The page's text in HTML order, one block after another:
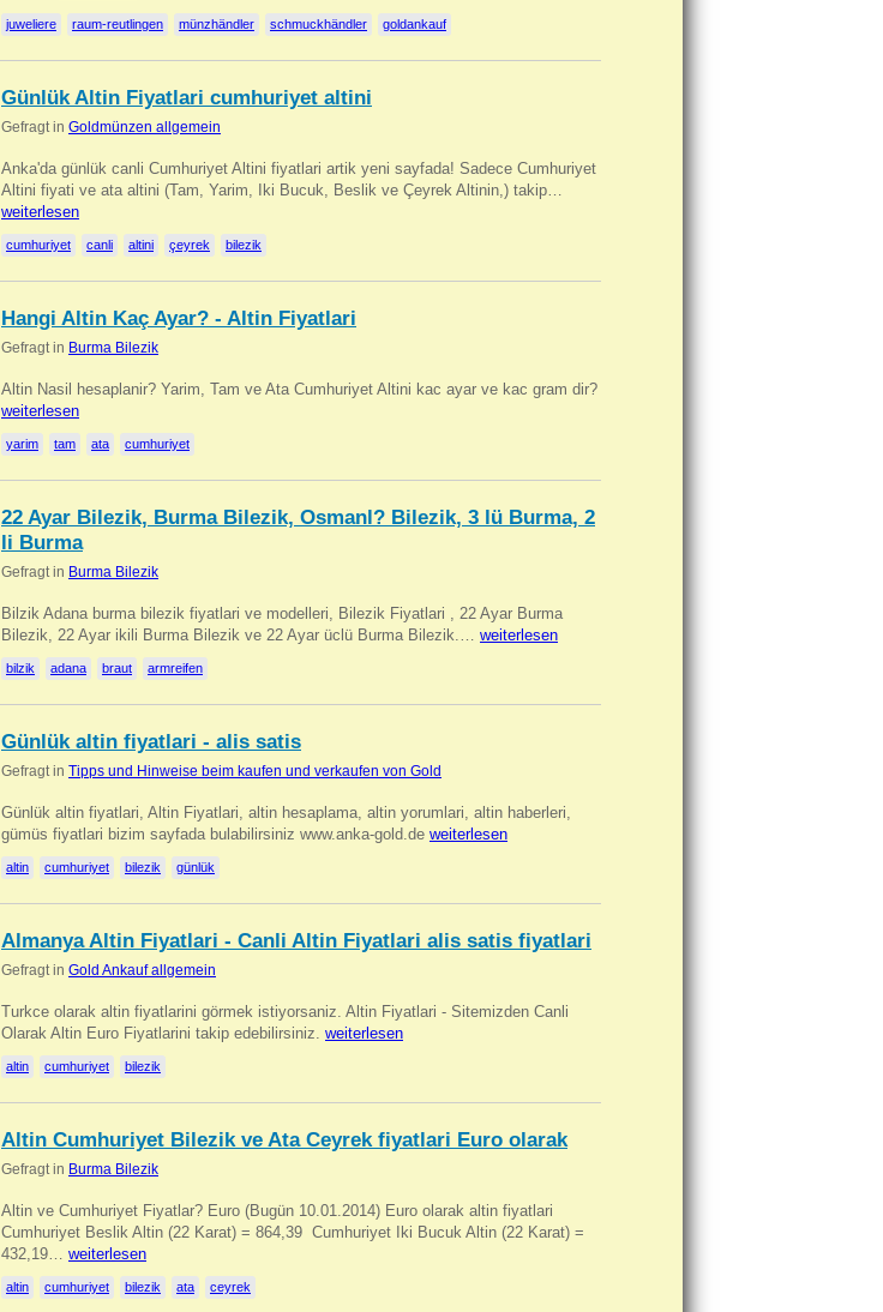
juweliere raum-reutlingen münzhändler schmuckhändler goldankauf
Günlük Altin Fiyatlari cumhuriyet altini
Gefragt in Goldmünzen allgemein
Anka'da günlük canli Cumhuriyet Altini fiyatlari artik yeni sayfada! Sadece Cumhuriyet
Altini fiyati ve ata altini (Tam, Yarim, Iki Bucuk, Beslik ve Çeyrek Altinin,) takip…
weiterlesen
cumhuriyet canli altini çeyrek bilezik
Hangi Altin Kaç Ayar? - Altin Fiyatlari
Gefragt in Burma Bilezik
Altin Nasil hesaplanir? Yarim, Tam ve Ata Cumhuriyet Altini kac ayar ve kac gram dir?
weiterlesen
yarim tam ata cumhuriyet
22 Ayar Bilezik, Burma Bilezik, Osmanl? Bilezik, 3 lü Burma, 2
li Burma
Gefragt in Burma Bilezik
Bilzik Adana burma bilezik fiyatlari ve modelleri, Bilezik Fiyatlari , 22 Ayar Burma
Bilezik, 22 Ayar ikili Burma Bilezik ve 22 Ayar üclü Burma Bilezik.… weiterlesen
bilzik adana braut armreifen
Günlük altin fiyatlari - alis satis
Gefragt in Tipps und Hinweise beim kaufen und verkaufen von Gold
Günlük altin fiyatlari, Altin Fiyatlari, altin hesaplama, altin yorumlari, altin haberleri,
gümüs fiyatlari bizim sayfada bulabilirsiniz www.anka-gold.de weiterlesen
altin cumhuriyet bilezik günlük
Almanya Altin Fiyatlari - Canli Altin Fiyatlari alis satis fiyatlari
Gefragt in Gold Ankauf allgemein
Turkce olarak altin fiyatlarini görmek istiyorsaniz. Altin Fiyatlari - Sitemizden Canli
Olarak Altin Euro Fiyatlarini takip edebilirsiniz. weiterlesen
altin cumhuriyet bilezik
Altin Cumhuriyet Bilezik ve Ata Ceyrek fiyatlari Euro olarak
Gefragt in Burma Bilezik
Altin ve Cumhuriyet Fiyatlar? Euro (Bugün 10.01.2014) Euro olarak altin fiyatlari
Cumhuriyet Beslik Altin (22 Karat) = 864,39  Cumhuriyet Iki Bucuk Altin (22 Karat) =
432,19… weiterlesen
altin cumhuriyet bilezik ata ceyrek